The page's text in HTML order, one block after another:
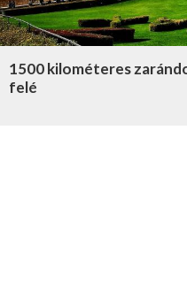
1500 kilométeres
felé